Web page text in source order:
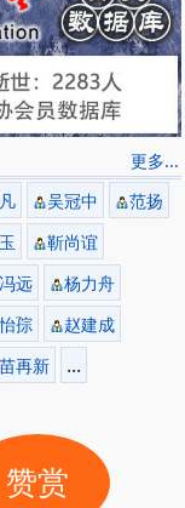
品展》；
》、《沧州镇海
画年展，获优秀
术作品展，获优秀
更多...
吴冠中
范扬
靳尚谊
冯远
杨力舟
孮
赵建成
苗再新 ...
赞赏